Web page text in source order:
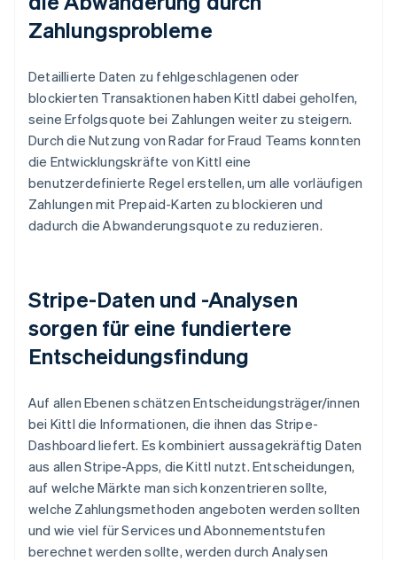
Zahlungsprobleme
Detaillierte Daten zu fehlgeschlagenen oder
blockierten Transaktionen haben Kittl dabei geholfen,
seine Erfolgsquote bei Zahlungen weiter zu steigern.
Durch die Nutzung von Radar for Fraud Teams konnten
die Entwicklungskräfte von Kittl eine
benutzerdefinierte Regel erstellen, um alle vorläufigen
Zahlungen mit Prepaid-Karten zu blockieren und
dadurch die Abwanderungsquote zu reduzieren.
Stripe-Daten und -Analysen
sorgen für eine fundiertere
Entscheidungsfindung
Auf allen Ebenen schätzen Entscheidungsträger/innen
bei Kittl die Informationen, die ihnen das Stripe-
Dashboard liefert. Es kombiniert aussagekräftig Daten
aus allen Stripe-Apps, die Kittl nutzt. Entscheidungen,
auf welche Märkte man sich konzentrieren sollte,
welche Zahlungsmethoden angeboten werden sollten
und wie viel für Services und Abonnementstufen
berechnet werden sollte, werden durch Analysen